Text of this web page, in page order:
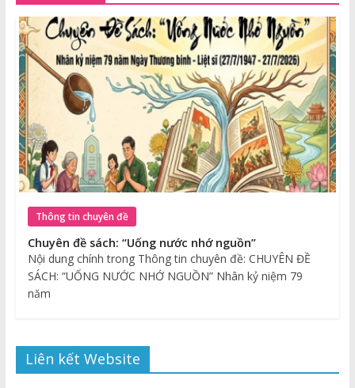
Thông tin chuyên đề
Chuyên đề sách: “Uống nước nhớ nguồn”
Nội dung chính trong Thông tin chuyên đề: CHUYÊN ĐỀ
SÁCH: “UỐNG NƯỚC NHỚ NGUỒN” Nhân kỷ niệm 79
năm
Liên kết Website